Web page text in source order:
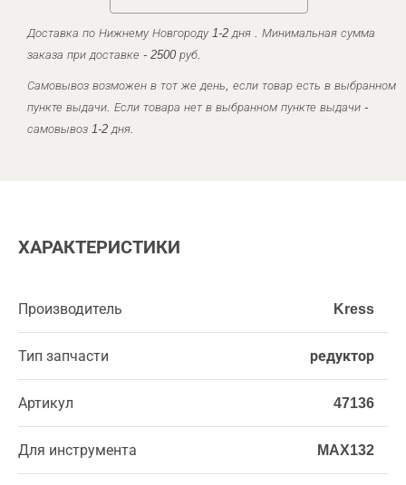
Доставка по Нижнему Новгороду 1-2 дня . Минимальная сумма
заказа при доставке - 2500 руб.
Самовывоз возможен в тот же день, если товар есть в выбранном
пункте выдачи. Если товара нет в выбранном пункте выдачи -
самовывоз 1-2 дня.
ХАРАКТЕРИСТИКИ
Производитель Kress
Тип запчасти редуктор
Артикул 47136
Для инструмента MAX132